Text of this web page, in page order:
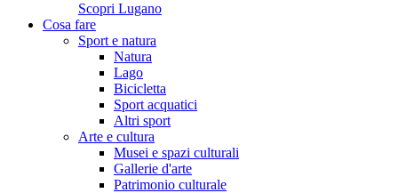
Scopri Lugano
Cosa fare
Sport e natura
Natura
Lago
Bicicletta
Sport acquatici
Altri sport
Arte e cultura
Musei e spazi culturali
Gallerie d'arte
Patrimonio culturale